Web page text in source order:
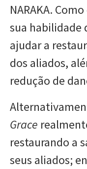
NARAKA.
sua habilidade
ajudar a
dos aliados,
redução de
Grace
restaurando a
seus aliados;